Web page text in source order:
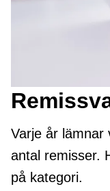
Varje år lämnar
antal remisser.
på kategori.